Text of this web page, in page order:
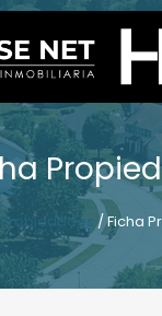
/ Ficha